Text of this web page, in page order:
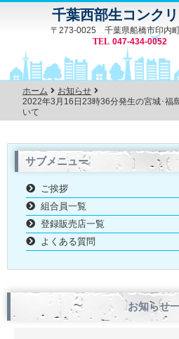
千葉西部生コンク
〒273-0025 千葉県船橋市印内
047-434-0052
ホーム
お知らせ
2022年3月16日23時36分発生の宮城･福
いて
サブメニュー
ご挨拶
組合員一覧
登録販売店一覧
よくある質問
お知らせ